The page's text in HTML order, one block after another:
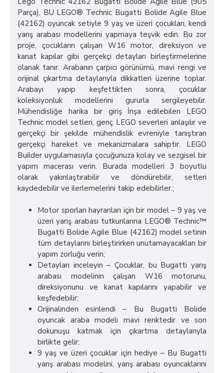
Parça), BU LEGO® Technic Bugatti Bolide Agile Blue
(42162) oyuncak setiyle 9 yaş ve üzeri çocukları, kendi
yarış arabası modellerini yapmaya teşvik edin. Bu zor
proje, çocukların çalışan W16 motor, direksiyon ve
kanat kapılar gibi gerçekçi detayları birleştirmelerine
olanak tanır. Arabanın çarpıcı görünümü, mavi rengi ve
orijinal çıkartma detaylarıyla dikkatleri üzerine toplar.
Arabayı yapıp keşfettikten sonra, çocuklar
koleksiyonluk modellerini gururla sergileyebilir.
Mühendisliğe harika bir giriş İnşa edilebilen LEGO
Technic model setleri, genç LEGO severleri anlaşılır ve
gerçekçi bir şekilde mühendislik evreniyle tanıştıran
gerçekçi hareket ve mekanizmalara sahiptir. LEGO
Builder uygulamasıyla çocuğunuza kolay ve sezgisel bir
yapım macerası verin. Burada modelleri 3 boyutlu
olarak yakınlaştırabilir ve döndürebilir, setleri
kaydedebilir ve ilerlemelerini takip edebilirler.;
Motor sporları hayranları için bir model – 9 yaş ve
üzeri yarış arabası tutkunlarına LEGO® Technic™
Bugatti Bolide Agile Blue (42162) model setinin
tüm detaylarını birleştirirken unutamayacakları bir
yapım zorluğu verin;
Detayları inceleyin – Çocuklar, bu Bugatti yarış
arabası modelinin çalışan W16 motorunu,
direksiyonunu ve kanat kapılarını yapabilir ve
keşfedebilir;
Orijinalinden esinlendi – Bu Bugatti Bolide
oyuncak araba modeli mavi renktedir ve son
dokunuşu katmak için çıkartma detaylarıyla
birlikte gelir;
9 yaş ve üzeri çocuklar için hediye – Bu Bugatti
yarış arabası modelini, yarış arabası oyuncaklarını